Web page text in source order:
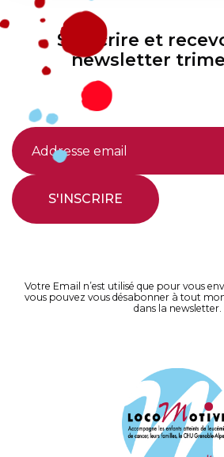
S'inscrire et
newsletter
S'INSCRIRE
Votre Email n’est utilisé que pour vous
vous pouvez vous désabonner à tout
dans la newsletter.